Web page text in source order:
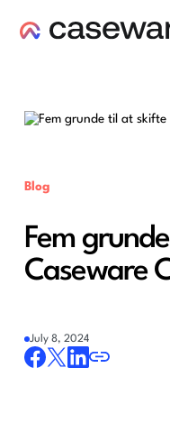
Blog
Fem
Caseware
July 8, 2024